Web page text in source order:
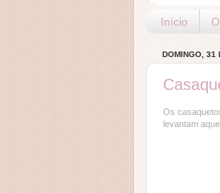
Início
DOMINGO, 31
Os
levantam